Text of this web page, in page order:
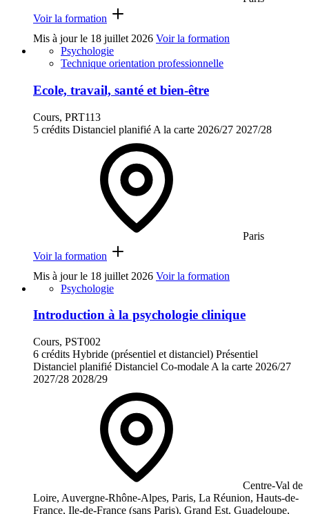
Voir la formation
Mis à jour le 18 juillet 2026 Voir la formation
Psychologie
Technique orientation professionnelle
Ecole, travail, santé et bien-être
Cours, PRT113
5 crédits Distanciel planifié A la carte 2026/27 2027/28
Paris
Voir la formation
Mis à jour le 18 juillet 2026 Voir la formation
Psychologie
Introduction à la psychologie clinique
Cours, PST002
6 crédits Hybride (présentiel et distanciel) Présentiel
Distanciel planifié Distanciel Co-modale A la carte 2026/27
2027/28 2028/29
Centre-Val de
Loire, Auvergne-Rhône-Alpes, Paris, La Réunion, Hauts-de-
France, Ile-de-France (sans Paris), Grand Est, Guadeloupe,